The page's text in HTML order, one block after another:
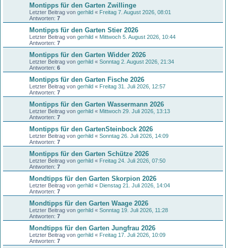
Montipps für den Garten Zwillinge
Letzter Beitrag von gerhild « Freitag 7. August 2026, 08:01
Antworten: 7
Montipps für den Garten Stier 2026
Letzter Beitrag von gerhild « Mittwoch 5. August 2026, 10:44
Antworten: 7
Montipps für den Garten Widder 2026
Letzter Beitrag von gerhild « Sonntag 2. August 2026, 21:34
Antworten: 6
Montipps für den Garten Fische 2026
Letzter Beitrag von gerhild « Freitag 31. Juli 2026, 12:57
Antworten: 7
Montipps für den Garten Wassermann 2026
Letzter Beitrag von gerhild « Mittwoch 29. Juli 2026, 13:13
Antworten: 7
Montipps für den GartenSteinbock 2026
Letzter Beitrag von gerhild « Sonntag 26. Juli 2026, 14:09
Antworten: 7
Montipps für den Garten Schütze 2026
Letzter Beitrag von gerhild « Freitag 24. Juli 2026, 07:50
Antworten: 7
Mondtipps für den Garten Skorpion 2026
Letzter Beitrag von gerhild « Dienstag 21. Juli 2026, 14:04
Antworten: 7
Mondtipps für den Garten Waage 2026
Letzter Beitrag von gerhild « Sonntag 19. Juli 2026, 11:28
Antworten: 7
Mondtipps für den Garten Jungfrau 2026
Letzter Beitrag von gerhild « Freitag 17. Juli 2026, 10:09
Antworten: 7